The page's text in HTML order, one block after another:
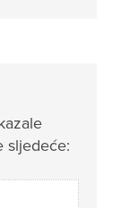
sljedeće: